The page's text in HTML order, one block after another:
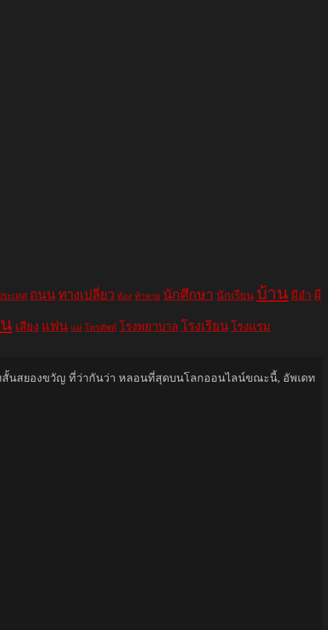
ะเทศ ถนนทางเปลี่ยว ท้อง ท้าทาย นักศึกษา นักเรียน บ้าน ผีอำ ผี
เสียง แฟน แม่ โทรศัพท์ โรงพยาบาล โรงเรียน โรงแรม
งสั้นสยองขวัญ ที่ว่ากันว่า หลอนที่สุดบนโลกออนไลน์ขณะนี้, อัพเดท